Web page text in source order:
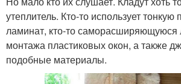
утеплитель. Кто-то использует тонкую
ламинат, кто-то саморасширяющуюся
монтажа пластиковых окон, а также
подобные материалы.